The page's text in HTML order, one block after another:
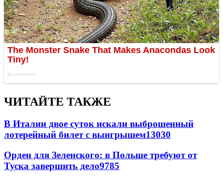
ЧИТАЙТЕ ТАКЖЕ
В Италии двое суток искали выброшенный
лотерейный билет с выигрышем13030
Орден для Зеленского: в Польше требуют от
Туска завершить дело9785